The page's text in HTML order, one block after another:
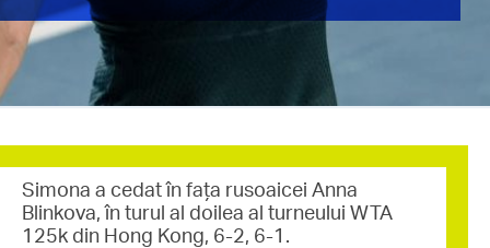
Simona a cedat în fața rusoaicei Anna
Blinkova, în turul al doilea al turneului WTA
125k din Hong Kong, 6-2, 6-1.